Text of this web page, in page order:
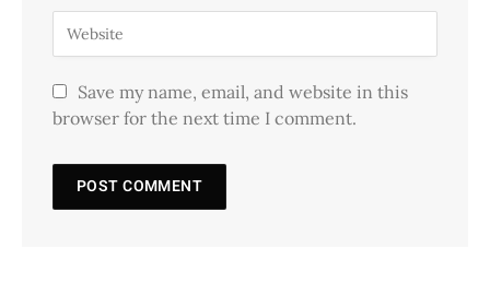
Save my name, email, and website in this
browser for the next time I comment.